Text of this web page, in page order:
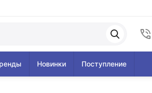
Новинки Поступление